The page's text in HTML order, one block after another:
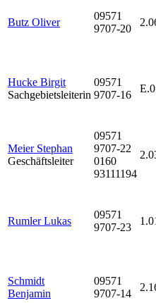
Butz Oliver
09571
9707-20
Hucke Birgit
Sachgebietsleiterin
09571
9707-16
Meier Stephan
Geschäftsleiter
09571
9707-22
0160
93111194
Rumler Lukas
09571
9707-23
Schmidt
Benjamin
09571
9707-14